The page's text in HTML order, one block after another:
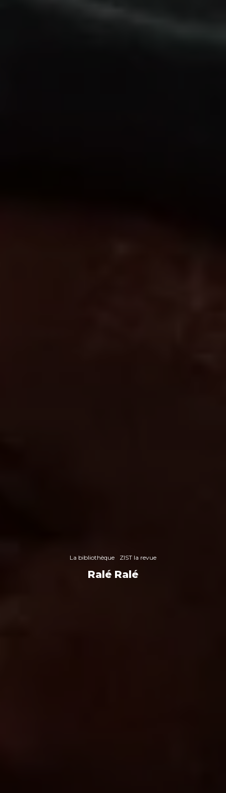
La bibliothèque ZIST la revue
Ralé Ralé